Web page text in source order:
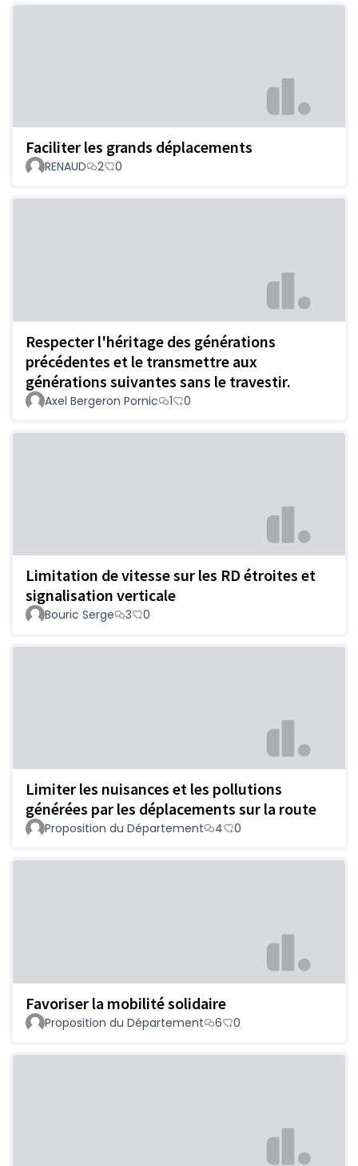
Faciliter les grands déplacements
RENAUD 2 0
Respecter l'héritage des générations
précédentes et le transmettre aux
générations suivantes sans le travestir.
Axel Bergeron Pornic 1 0
Limitation de vitesse sur les RD étroites et
signalisation verticale
Bouric Serge 3 0
Limiter les nuisances et les pollutions
générées par les déplacements sur la route
Proposition du Département 4 0
Favoriser la mobilité solidaire
Proposition du Département 6 0